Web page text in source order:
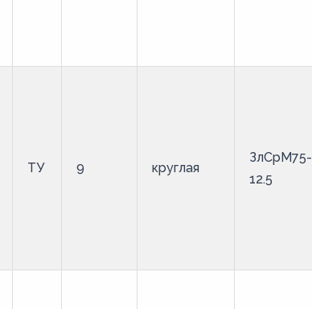
ТУ 9 круглая
ЗлСрМ75-
12.5